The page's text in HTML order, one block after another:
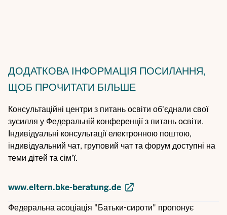
ДОДАТКОВА ІНФОРМАЦІЯ ПОСИЛАННЯ,
ЩОБ ПРОЧИТАТИ БІЛЬШЕ
Консультаційні центри з питань освіти об'єднали свої
зусилля у Федеральній конференції з питань освіти.
Індивідуальні консультації електронною поштою,
індивідуальний чат, груповий чат та форум доступні на
теми дітей та сім'ї.
www.eltern.bke-beratung.de
Федеральна асоціація "Батьки-сироти" пропонує